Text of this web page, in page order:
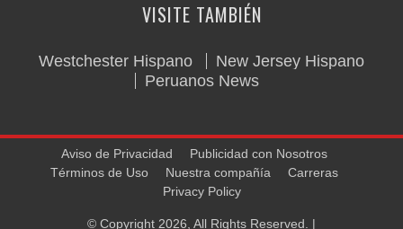
VISITE TAMBIÉN
Westchester Hispano
New Jersey Hispano
Peruanos News
Aviso de Privacidad
Publicidad con Nosotros
Términos de Uso
Nuestra compañía
Carreras
Privacy Policy
© Copyright 2026, All Rights Reserved. |